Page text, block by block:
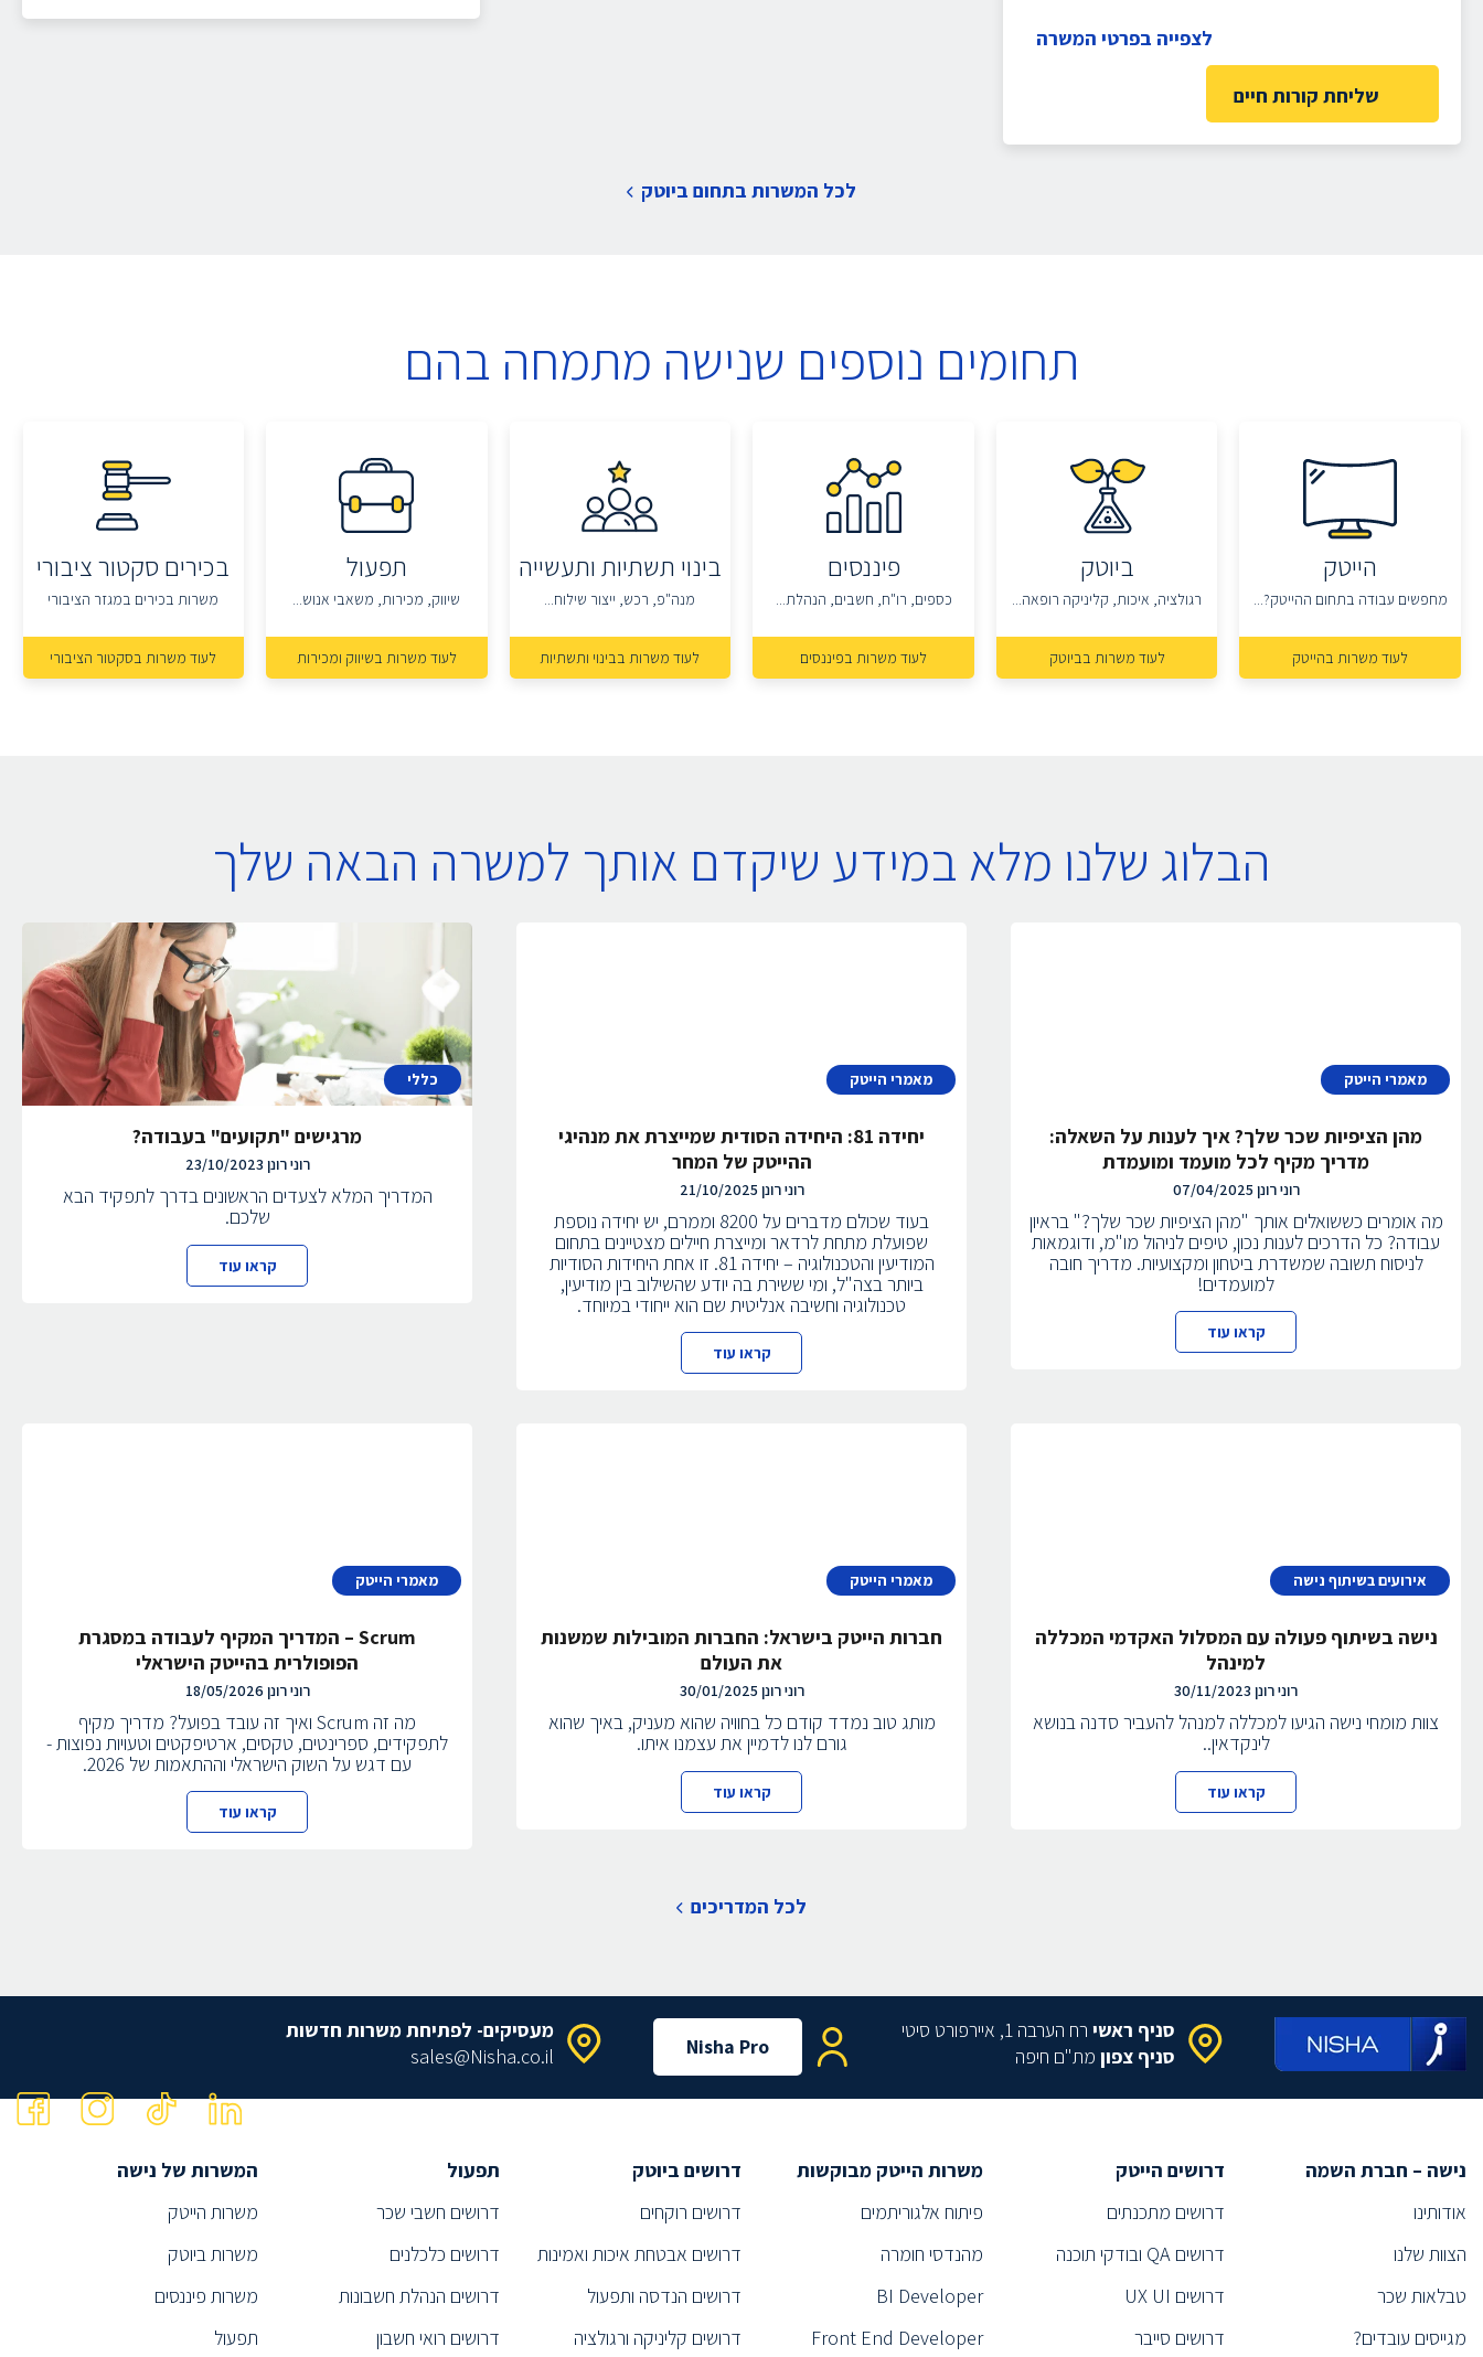
לצפייה בפרטי המשרה
שליחת קורות חיים
לכל המשרות בתחום ביוטק
תחומים נוספים שנישה מתמחה בהם
הייטק
מחפשים עבודה בתחום ההייטק?...
לעוד משרות בהייטק
ביוטק
רגולציה, איכות, קליניקה רופאה...
לעוד משרות בביוטק
פיננסים
כספים, רו"ח, חשבים, הנהלת...
לעוד משרות בפיננסים
בינוי תשתיות ותעשייה
מנה"פ, רכש, ייצור שילוח...
לעוד משרות בבינוי ותשתיות
תפעול
שיווק, מכירות, משאבי אנוש...
לעוד משרות בשיווק ומכירות
בכירים סקטור ציבורי
משרות בכירים במגזר הציבורי
לעוד משרות בסקטור הציבורי
הבלוג שלנו מלא במידע שיקדם אותך למשרה הבאה שלך
מאמרי הייטק
מהן הציפיות שכר שלך? איך לענות על השאלה:
מדריך מקיף לכל מועמד ומועמדת
רוני רונן 07/04/2025
מה אומרים כששואלים אותך "מהן הציפיות שכר שלך?" בראיון
עבודה? כל הדרכים לענות נכון, טיפים לניהול מו"מ, ודוגמאות
לניסוח תשובה שמשדרת ביטחון ומקצועיות. מדריך חובה
למועמדים!
קראו עוד
מאמרי הייטק
יחידה 81: היחידה הסודית שמייצרת את מנהיגי
ההייטק של המחר
רוני רונן 21/10/2025
בעוד שכולם מדברים על 8200 וממרם, יש יחידה נוספת
שפועלת מתחת לרדאר ומייצרת חיילים מצטיינים בתחום
המודיעין והטכנולוגיה – יחידה 81. זו אחת היחידות הסודיות
ביותר בצה"ל, ומי ששירת בה יודע שהשילוב בין מודיעין,
טכנולוגיה וחשיבה אנליטית שם הוא ייחודי במיוחד.
קראו עוד
כללי
מרגישים "תקועים" בעבודה?
רוני רונן23/10/2023
המדריך המלא לצעדים הראשונים בדרך לתפקיד הבא
שלכם.
קראו עוד
אירועים בשיתוף נישה
נישה בשיתוף פעולה עם המסלול האקדמי המכללה
למינהל
רוני רונן30/11/2023
צוות מומחי נישה הגיעו למכללה למנהל להעביר סדנה בנושא
לינקדאין..
קראו עוד
מאמרי הייטק
חברות הייטק בישראל: החברות המובילות שמשנות
את העולם
רוני רונן 30/01/2025
מותג טוב נמדד קודם כל בחוויה שהוא מעניק, באיך שהוא
גורם לנו לדמיין את עצמנו איתו.
קראו עוד
מאמרי הייטק
Scrum – המדריך המקיף לעבודה במסגרת
הפופולרית בהייטק הישראלי
רוני רונן 18/05/2026
מה זה Scrum ואיך זה עובד בפועל? מדריך מקיף
לתפקידים, ספרינטים, טקסים, ארטיפקטים וטעויות נפוצות -
עם דגש על השוק הישראלי וההתאמות של 2026.
קראו עוד
לכל המדריכים
סניף ראשי רח הערבה 1, איירפורט סיטי
סניף צפון מת"ם חיפה Nisha Pro
מעסיקים- לפתיחת משרות חדשות
sales@Nisha.co.il
נישה – חברת השמה
אודותינו
הצוות שלנו
טבלאות שכר
מגייסים עובדים?
דרושים הייטק
דרושים מתכנתים
דרושים QA ובודקי תוכנה
דרושים UX UI
דרושים סייבר
משרות הייטק מבוקשות
פיתוח אלגוריתמים
מהנדסי חומרה
BI Developer
Front End Developer
דרושים ביוטק
דרושים רוקחים
דרושים אבטחת איכות ואמינות
דרושים הנדסה ותפעול
דרושים קליניקה ורגולציה
תפעול
דרושים חשבי שכר
דרושים כלכלנים
דרושים הנהלת חשבונות
דרושים רואי חשבון
המשרות של נישה
משרות הייטק
משרות ביוטק
משרות פיננסים
תפעול